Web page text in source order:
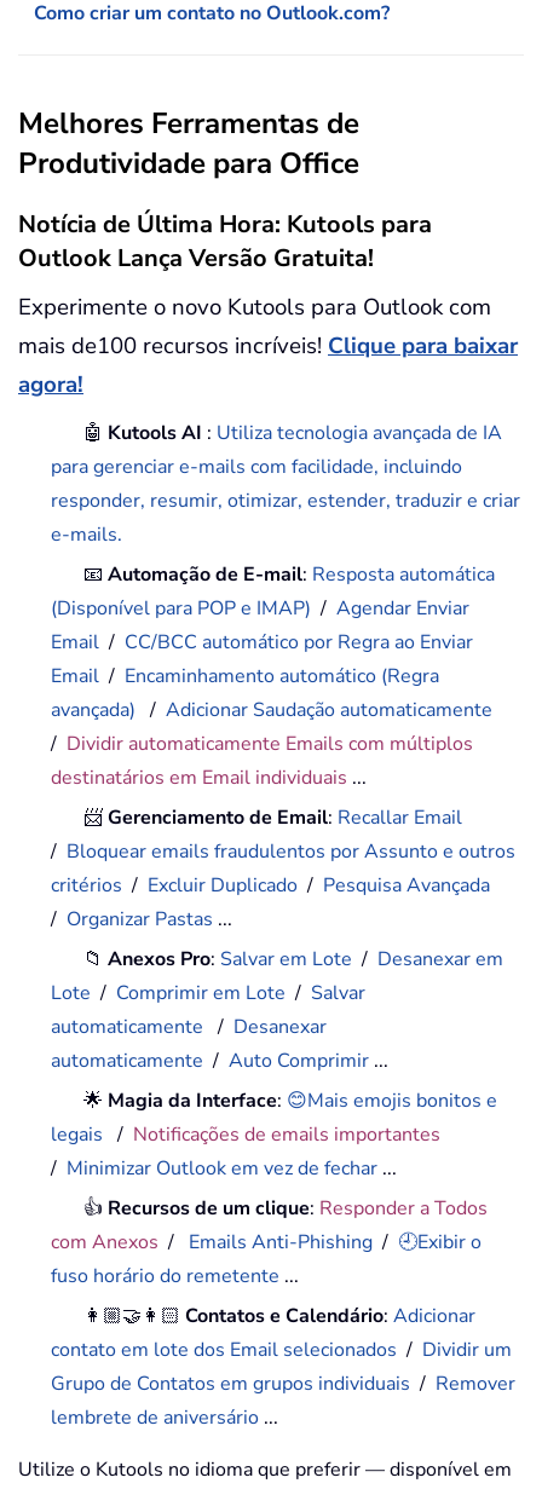
Como criar um contato no Outlook.com?
Melhores Ferramentas de
Produtividade para Office
Notícia de Última Hora: Kutools para
Outlook Lança Versão Gratuita!
Experimente o novo Kutools para Outlook com
mais de100 recursos incríveis! Clique para baixar
agora!
🤖 Kutools AI : Utiliza tecnologia avançada de IA
para gerenciar e-mails com facilidade, incluindo
responder, resumir, otimizar, estender, traduzir e criar
e-mails.
📧Automação de E-mail: Resposta automática
(Disponível para POP e IMAP) /Agendar Enviar
Email / CC/BCC automático por Regra ao Enviar
Email / Encaminhamento automático (Regra
avançada) /Adicionar Saudação automaticamente
/ Dividir automaticamente Emails com múltiplos
destinatários em Email individuais ...
📨Gerenciamento de Email: Recallar Email
/ Bloquear emails fraudulentos por Assunto e outros
critérios / Excluir Duplicado / Pesquisa Avançada
/ Organizar Pastas ...
📁Anexos Pro: Salvar em Lote / Desanexar em
Lote / Comprimir em Lote / Salvar
automaticamente / Desanexar
automaticamente /Auto Comprimir ...
🌟 Magia da Interface: 😊Mais emojis bonitos e
legais / Notificações de emails importantes
/ Minimizar Outlook em vez de fechar ...
👍 Recursos de um clique: Responder a Todos
com Anexos / Emails Anti-Phishing / 🕘Exibir o
fuso horário do remetente ...
👩🏼‍🤝‍👩🏻Contatos e Calendário:Adicionar
contato em lote dos Email selecionados / Dividir um
Grupo de Contatos em grupos individuais / Remover
lembrete de aniversário ...
Utilize o Kutools no idioma que preferir — disponível em